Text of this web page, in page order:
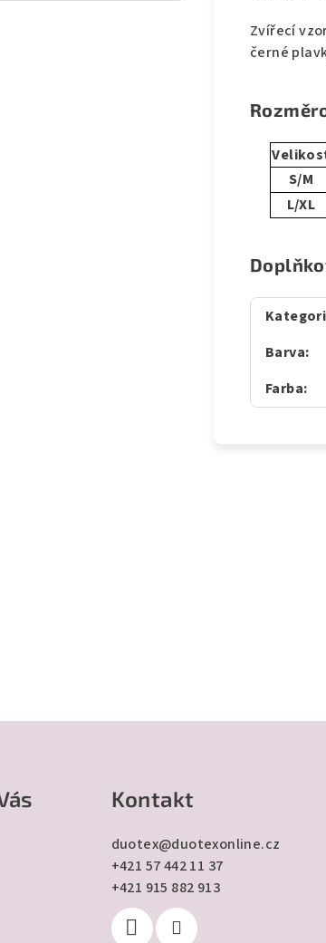
Zvířecí
černé
S/M
L/XL
Barva:
Farba:
Kontakt
duotex@duotexonline.cz
+421 57 442 11 37
+421 915 882 913